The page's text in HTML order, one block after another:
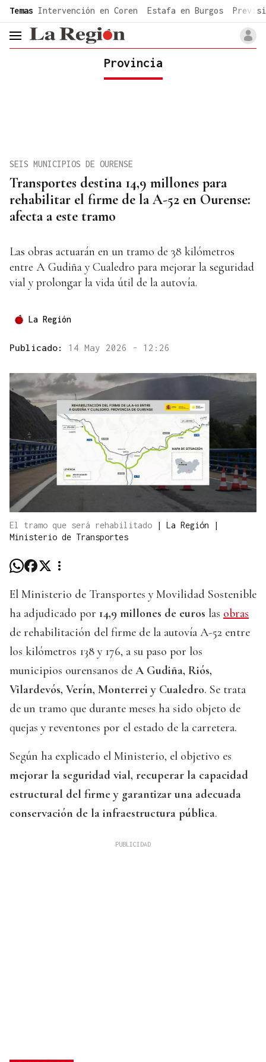
common.go-to-content
Temas Intervención en Coren Estafa en Burgos
header.menu.open
Provincia
Transportes destina 14,9 millones para
rehabilitar el firme de la A-52 en Ourense:
afecta a este tramo
SEIS MUNICIPIOS DE OURENSE
Las obras actuarán en un tramo de 38 kilómetros
entre A Gudiña y Cualedro para mejorar la seguridad
vial y prolongar la vida útil de la autovía.
La Región
Publicado: 14 May 2026 - 12:26
El tramo que será rehabilitado | La Región |
Ministerio de Transportes
El Ministerio de Transportes y Movilidad Sostenible
ha adjudicado por 14,9 millones de euros las obras
de rehabilitación del firme de la autovía A-52 entre
los kilómetros 138 y 176, a su paso por los
municipios ourensanos de A Gudiña, Riós,
Vilardevós, Verín, Monterrei y Cualedro. Se trata
de un tramo que durante meses ha sido objeto de
quejas y reventones por el estado de la carretera.
Según ha explicado el Ministerio, el objetivo es
mejorar la seguridad vial, recuperar la capacidad
estructural del firme y garantizar una adecuada
conservación de la infraestructura pública.